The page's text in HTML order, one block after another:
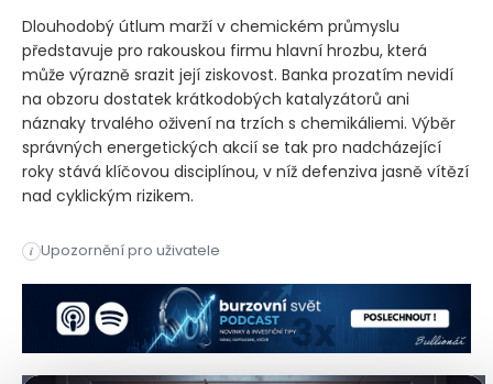
Dlouhodobý útlum marží v chemickém průmyslu
představuje pro rakouskou firmu hlavní hrozbu, která
může výrazně srazit její ziskovost. Banka prozatím nevidí
na obzoru dostatek krátkodobých katalyzátorů ani
náznaky trvalého oživení na trzích s chemikáliemi. Výběr
správných energetických akcií se tak pro nadcházející
roky stává klíčovou disciplínou, v níž defenziva jasně vítězí
nad cyklickým rizikem.
i Upozornění pro uživatele
Analytici očekávají pokles cen ropy Brent k hranici 70